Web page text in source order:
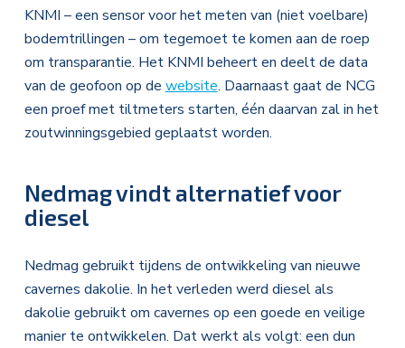
KNMI – een sensor voor het meten van (niet voelbare)
bodemtrillingen – om tegemoet te komen aan de roep
om transparantie. Het KNMI beheert en deelt de data
van de geofoon op de website. Daarnaast gaat de NCG
een proef met tiltmeters starten, één daarvan zal in het
zoutwinningsgebied geplaatst worden.
Nedmag vindt alternatief voor
diesel
Nedmag gebruikt tijdens de ontwikkeling van nieuwe
cavernes dakolie. In het verleden werd diesel als
dakolie gebruikt om cavernes op een goede en veilige
manier te ontwikkelen. Dat werkt als volgt: een dun